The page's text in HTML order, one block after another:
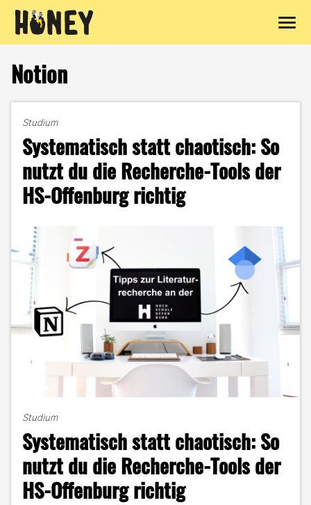
Inhalt
springen
Notion
Studium
Systematisch statt chaotisch: So
nutzt du die Recherche-Tools der
HS-Offenburg richtig
Studium
Systematisch statt chaotisch: So
nutzt du die Recherche-Tools der
HS-Offenburg richtig